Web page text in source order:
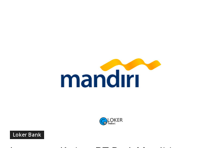
Loker Bank